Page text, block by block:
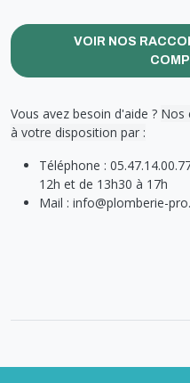
VOIR NOS
Vous avez besoin d'aide ? Nos
à votre disposition par :
Téléphone :
12h et de 13h30 à 17h
Mail : info@plomberie-